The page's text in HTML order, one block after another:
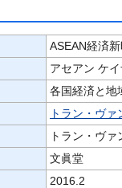
ASEAN経済新
アセアン ケ
各国経済と地
トラン・ヴァ
トラン・ヴァ
文眞堂
2016.2